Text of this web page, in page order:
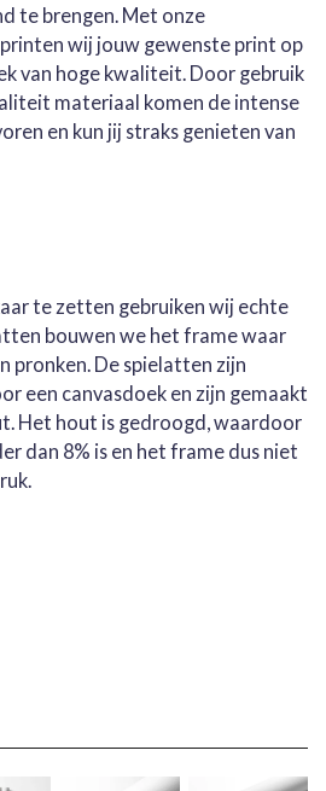
te brengen. Met onze
wij jouw gewenste print op
van hoge kwaliteit. Door gebruik
materiaal komen de intense
en kun jij straks genieten van
te zetten gebruiken wij echte
bouwen we het frame waar
pronken. De spielatten zijn
een canvasdoek en zijn gemaakt
Het hout is gedroogd, waardoor
dan 8% is en het frame dus niet